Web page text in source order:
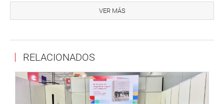
desempeño de sus labores.
actual del Seguro Vida Ley no resulta realmente favorable
para los trabajadores, pese al costo que es asumido por
el empleador, ya que las cifras demuestran su escasa
cobertura.
VER MÁS
RELACIONADOS